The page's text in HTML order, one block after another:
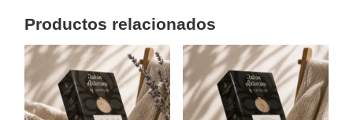
Productos relacionados